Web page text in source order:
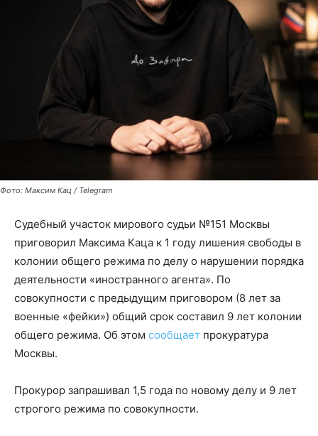
Фото: Максим Кац / Telegram
Судебный участок мирового судьи №151 Москвы
приговорил Максима Каца к 1 году лишения свободы в
колонии общего режима по делу о нарушении порядка
деятельности «иностранного агента». По
совокупности с предыдущим приговором (8 лет за
военные «фейки») общий срок составил 9 лет колонии
общего режима. Об этом сообщает прокуратура
Москвы.
Прокурор запрашивал 1,5 года по новому делу и 9 лет
строгого режима по совокупности.